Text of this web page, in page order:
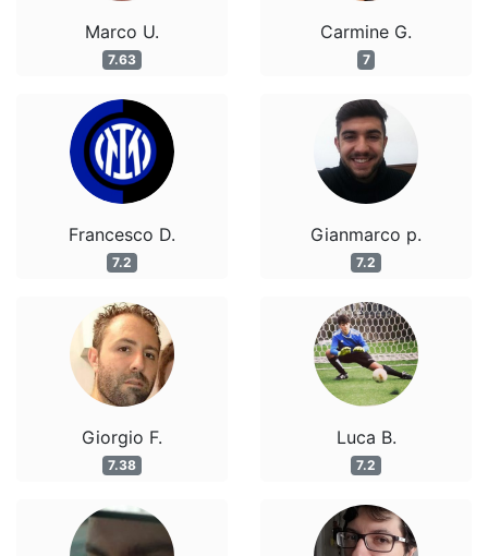
Marco U.
7.63
Francesco D.
7.2
Giorgio F.
7.38
Carmine G.
7
Gianmarco p.
7.2
Luca B.
7.2